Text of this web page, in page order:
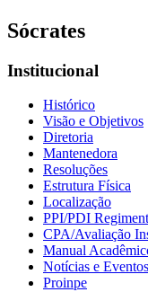
Sócrates
Institucional
Histórico
Visão e Objetivos
Diretoria
Mantenedora
Resoluções
Estrutura Física
Localização
PPI/PDI
CPA/Avaliação
Manual
Notícias e Eventos
Proinpe